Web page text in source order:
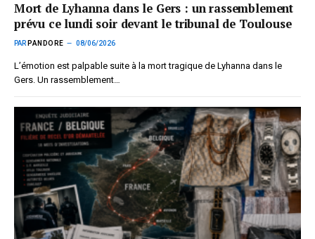
Mort de Lyhanna dans le Gers : un rassemblement
prévu ce lundi soir devant le tribunal de Toulouse
PAR PANDORE 08/06/2026
L’émotion est palpable suite à la mort tragique de Lyhanna dans le
Gers. Un rassemblement…